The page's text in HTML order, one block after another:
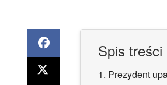
Spis treści
1. Prezydent